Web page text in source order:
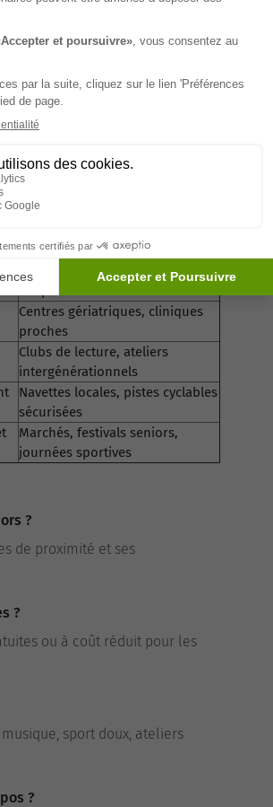
pour les aînés
offre étendue de soins et
pour les seniors à Bruxelles.
dense, de parcs, et
dynamique à
Exemple d'application
Parcs avec bancs, parcours santé
Centres gériatriques, cliniques
proches
Clubs de lecture, ateliers
intergénérationnels
Navettes locales, pistes cyclables
sécurisées
Marchés, festivals seniors,
journées sportives
?
de proximité et ses
?
ou à coût réduit pour les
sport doux, ateliers
?